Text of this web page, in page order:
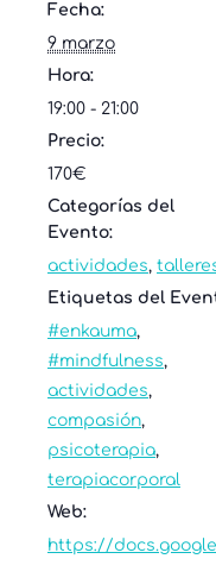
Fecha:
9 marzo
Hora:
19:00 - 21:00
Precio:
170€
Categorías del
Evento:
actividades,
Etiquetas del
#enkauma,
#mindfulness,
actividades,
compasión,
psicoterapia,
terapiacorporal
Web:
https://